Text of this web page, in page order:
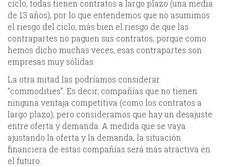
ciclo, todas tienen contratos a largo plazo (una media
de 13 años), por lo que entendemos que no asumimos
el riesgo del ciclo, más bien el riesgo de que las
contrapartes no paguen sus contratos, porque como
hemos dicho muchas veces, esas contrapartes son
empresas muy sólidas.
La otra mitad las podríamos considerar
“commodities”. Es decir, compañías que no tienen
ninguna ventaja competitiva (como los contratos a
largo plazo), pero consideramos que hay un desajuste
entre oferta y demanda. A medida que se vaya
ajustando la oferta y la demanda, la situación
financiera de estas compañías será más atractiva en
el futuro.